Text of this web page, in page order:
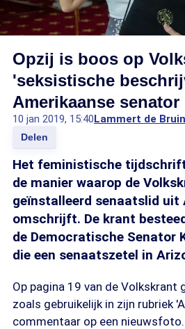
Opzij is boos op
'seksistische
Amerikaanse senator
10 jan 2019, 15:40Lammert de Bruin
Delen
Het feministische
de manier waarop de
geïnstalleerd senaatslid uit
omschrijft. De krant
de Democratische Senator
die een senaatszetel in
Op pagina 19 van de Volkskrant
zoals gebruikelijk in zijn rubriek
commentaar op een